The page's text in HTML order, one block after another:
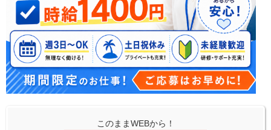
このままWEBから！